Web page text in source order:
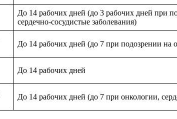
До 14 рабочих дней (до 3 рабочих дней при
сердечно-сосудистые заболевания)
До 14 рабочих дней (до 7 при подозрении на
До 14 рабочих дней
До 14 рабочих дней (до 7 при онкологии,